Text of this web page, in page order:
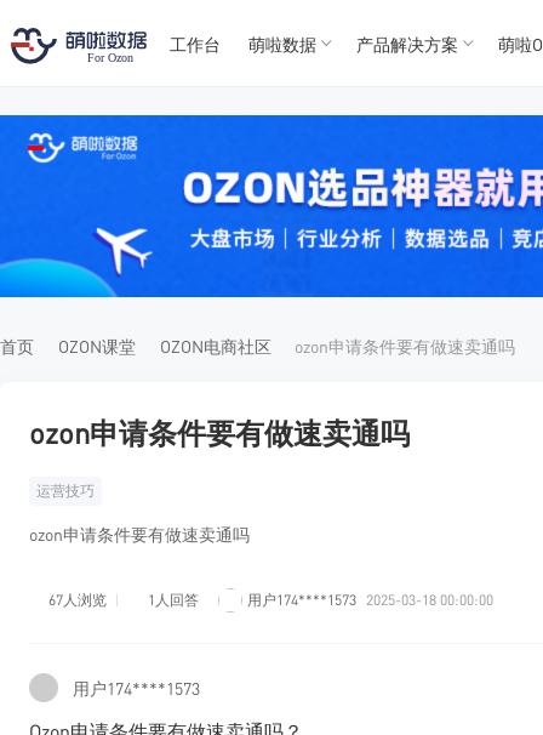
For
For
工作台 萌啦数据 产品解决方案 萌啦
首页 OZON课堂 OZON电商社区 ozon申请条件要有做速卖通吗
ozon申请条件要有做速卖通吗
运营技巧
ozon申请条件要有做速卖通吗
67人浏览 1人回答 用户174****1573 2025-03-18 00:00:00
用户174****1573